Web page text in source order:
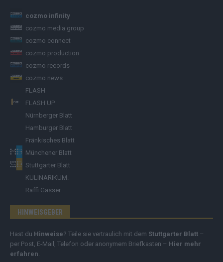
cozmo infinity
cozmo media group
cozmo connect
cozmo production
cozmo records
cozmo news
FLASH
FLASH UP
Nürnberger Blatt
Hamburger Blatt
Fränkisches Blatt
Münchener Blatt
Stuttgarter Blatt
KULINARIKUM.
Raffi Gasser
HINWEISGEBER
Hast du Hinweise? Teile sie vertraulich mit dem Stuttgarter Blatt –
per Post, E-Mail, Telefon oder anonymem Briefkasten – Hier mehr
erfahren.